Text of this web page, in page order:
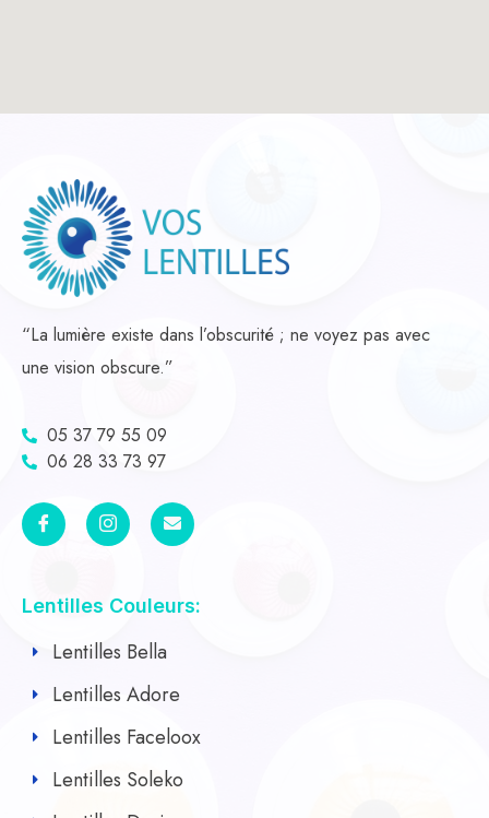
“La lumière existe dans l’obscurité ; ne voyez pas avec
une vision obscure.”
05 37 79 55 09
06 28 33 73 97
Lentilles Couleurs:
Lentilles Bella
Lentilles Adore
Lentilles Faceloox
Lentilles Soleko